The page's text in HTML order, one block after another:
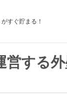
がすぐ貯まる！
営する